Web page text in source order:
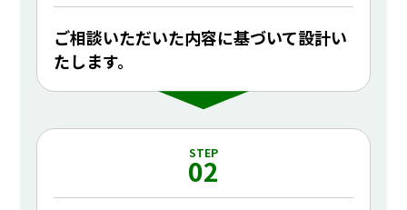
ご相談いただいた内容に基づいて設計い
たします。
STEP
02